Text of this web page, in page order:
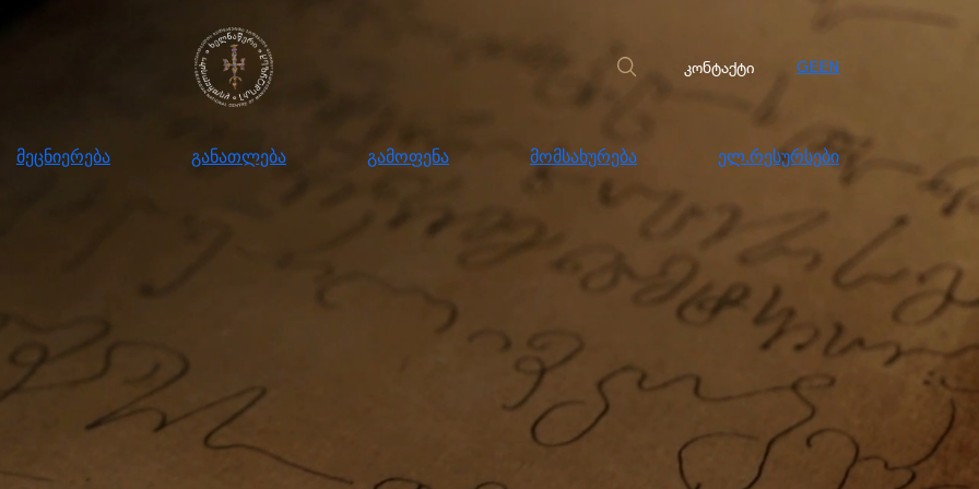
კონტაქტი GEEN
მეცნიერება განათლება გამოფენა მომსახურება ელ.რესურსები
განათლება